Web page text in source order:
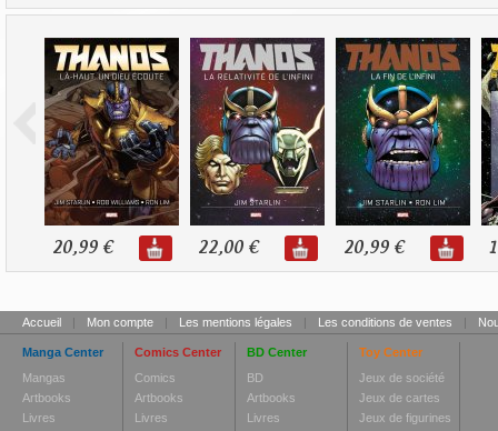
20,99 € 22,00 € 20,99 €
Accueil | Mon compte | Les mentions légales | Les conditions de ventes |
Manga Center
Mangas
Artbooks
Livres
Comics Center
Comics
Artbooks
Livres
BD Center
BD
Artbooks
Livres
Toy Center
Jeux de société
Jeux de cartes
Jeux de figurines